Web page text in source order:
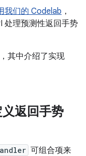
我们的 Codelab ，
处理预测性返回手势
其中介绍了实现
返回手势
可组合项来